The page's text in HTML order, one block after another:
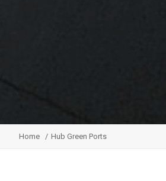
Home Hub Green Ports